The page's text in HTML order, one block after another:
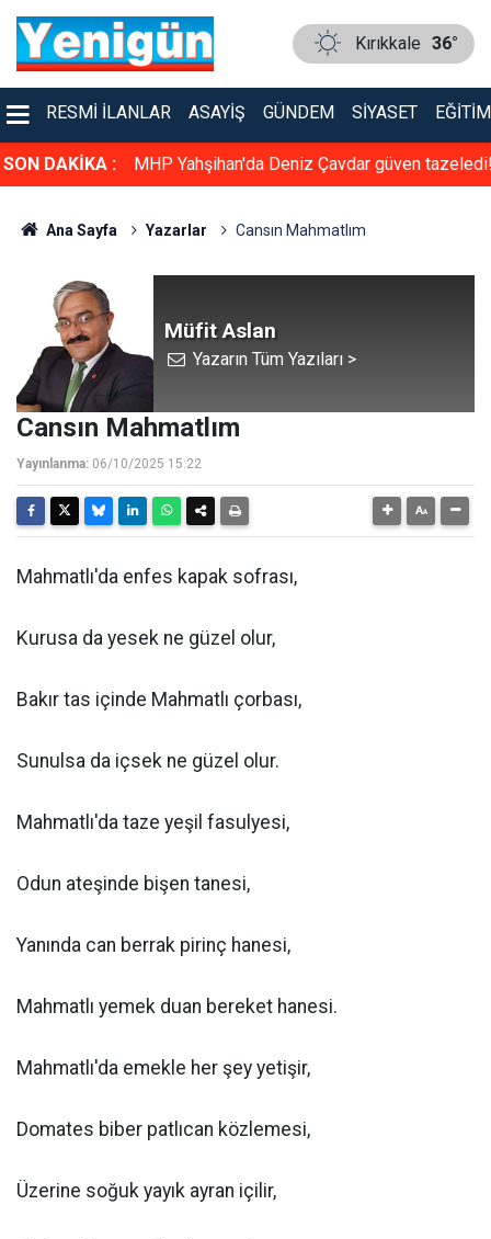
Kırıkkale 36°
RESMI İLANLAR ASAYIŞ GÜNDEM SIYASET EĞITIM
SON DAKİKA :
tazeledi! Konser gibi sünnet düğünü: Kırıkkale bu
Ana Sayfa Yazarlar Cansın Mahmatlım
Müfit Aslan
Yazarın Tüm Yazıları >
Cansın Mahmatlım
Yayınlanma: 06/10/2025 15:22
Mahmatlı'da enfes kapak sofrası,
Kurusa da yesek ne güzel olur,
Bakır tas içinde Mahmatlı çorbası,
Sunulsa da içsek ne güzel olur.
Mahmatlı'da taze yeşil fasulyesi,
Odun ateşinde bişen tanesi,
Yanında can berrak pirinç hanesi,
Mahmatlı yemek duan bereket hanesi.
Mahmatlı'da emekle her şey yetişir,
Domates biber patlıcan közlemesi,
Üzerine soğuk yayık ayran içilir,